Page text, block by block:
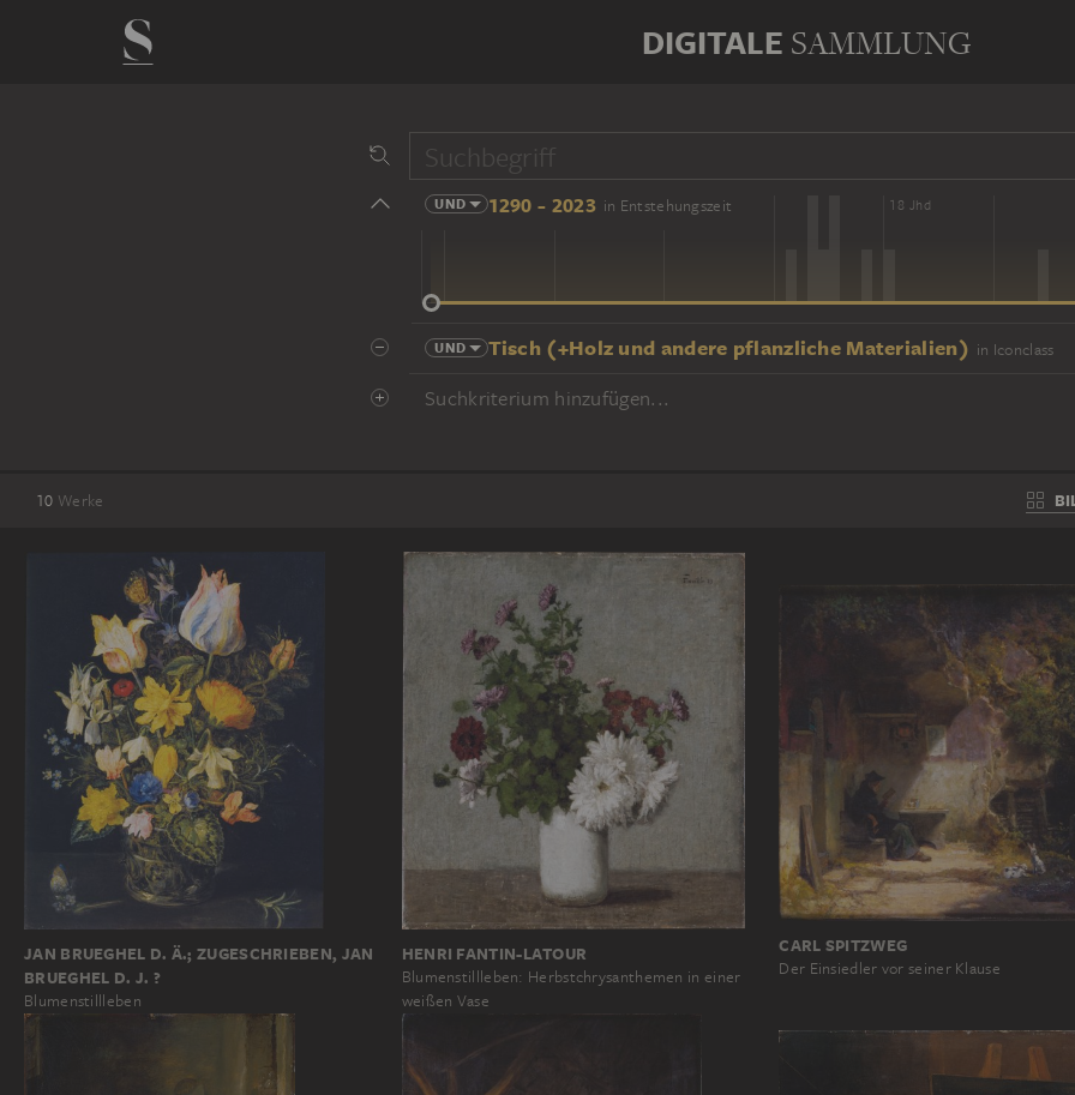
DIGITALE SAMMLUNG
UND 1290 - 2023 in Entstehungszeit
14 Jhd 16 Jhd 18 Jhd
UND Tisch (+Holz und andere pflanzliche Materialien) in Iconclass
Suchkriterium hinzufügen...
10 Werke
JAN BRUEGHEL D. Ä.; ZUGESCHRIEBEN, JAN
BRUEGHEL D. J. ?
Blumenstillleben
HENRI FANTIN-LATOUR
Blumenstillleben: Herbstchrysanthemen in einer
weißen Vase
CARL SPITZWEG
Der Einsiedler vor seiner Klause